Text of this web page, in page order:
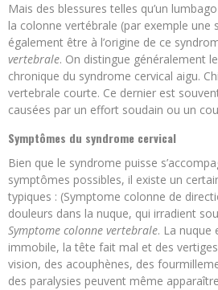
Mais des blessures telles qu’un
la colonne vertébrale (par exemple une
également être à l’origine de ce
vertebrale. On distingue généralement
chronique du syndrome cervical aigu.
vertebrale courte. Ce dernier est
causées par un effort soudain ou un
Symptômes du syndrome cervical
Bien que le syndrome puisse
symptômes possibles, il existe un
typiques : (Symptome colonne de
douleurs dans la nuque, qui irradient
Symptome colonne vertebrale. La nuque
immobile, la tête fait mal et des
vision, des acouphènes, des
des paralysies peuvent même